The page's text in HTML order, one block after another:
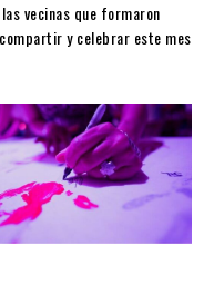
vecinas que formaron
y celebrar este mes